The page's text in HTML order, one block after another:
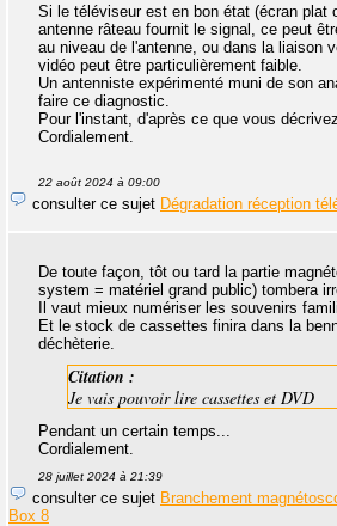
Si le téléviseur est en bon état (écran plat
antenne râteau fournit le signal, ce peut
au niveau de l'antenne, ou dans la liaison
vidéo peut être particulièrement faible.
Un antenniste expérimenté muni de son
faire ce diagnostic.
Pour l'instant, d'après ce que vous
Cordialement.
22 août 2024 à 09:00
consulter ce sujet Dégradation réception
De toute façon, tôt ou tard la partie
system = matériel grand public) tombera
Il vaut mieux numériser les souvenirs
Et le stock de cassettes finira dans la
déchèterie.
Citation :
Je vais pouvoir lire cassettes et DVD
Pendant un certain temps...
Cordialement.
28 juillet 2024 à 21:39
consulter ce sujet Branchement
Box 8